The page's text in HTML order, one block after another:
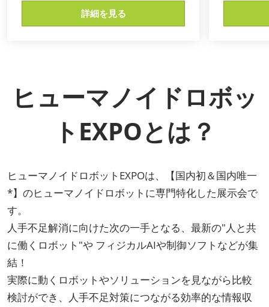
詳細を見る
ヒューマノイドロボッ
トEXPOとは？
ヒューマノイドロボットEXPOは、【国内初＆国内唯一
*】のヒューマノイドロボットに専門特化した展示会で
す。
人手不足解消に向けた次の一手となる、最新の"人と共
に働くロボット"や フィジカルAIや制御ソフトなどが集
結！
実際に動くロボットやソリューションを見ながら比較
検討ができ、人手不足対策につながる効率的な情報収